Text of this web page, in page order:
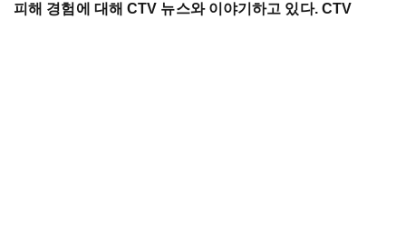
피해 경험에 대해 CTV 뉴스와 이야기하고 있다. CTV